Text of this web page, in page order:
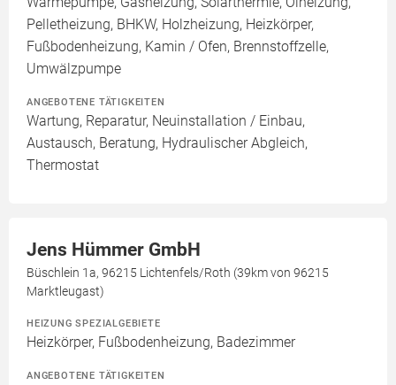
Pelletheizung, BHKW, Holzheizung, Heizkörper,
Fußbodenheizung, Kamin / Ofen, Brennstoffzelle,
Umwälzpumpe
ANGEBOTENE TÄTIGKEITEN
Wartung, Reparatur, Neuinstallation / Einbau,
Austausch, Beratung, Hydraulischer Abgleich,
Thermostat
Jens Hümmer GmbH
Büschlein 1a, 96215 Lichtenfels/Roth (39km von 96215
Marktleugast)
HEIZUNG SPEZIALGEBIETE
Heizkörper, Fußbodenheizung, Badezimmer
ANGEBOTENE TÄTIGKEITEN